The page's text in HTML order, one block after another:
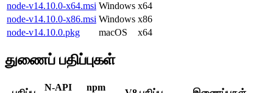
node-v14.10.0-x64.msi Windows x64
node-v14.10.0-x86.msi Windows x86
node-v14.10.0.pkg
macOS x64
துணைப் பதிப்புகள்
N-API
npm